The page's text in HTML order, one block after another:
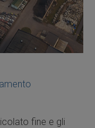
fine e gli